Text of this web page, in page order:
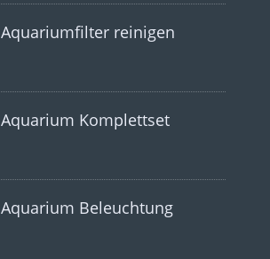
Aquariumfilter reinigen
Aquarium Komplettset
Aquarium Beleuchtung